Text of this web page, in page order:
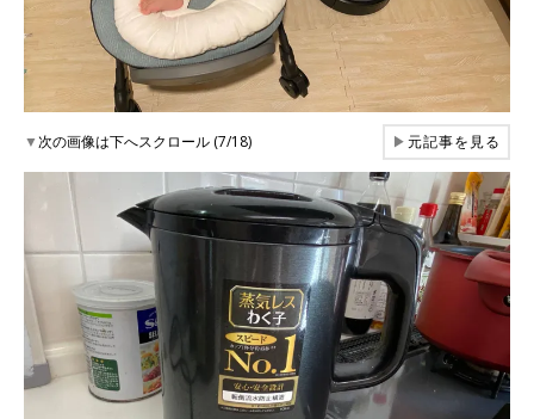
▼次の画像は下へスクロール (7/18) ▶元記事を見る